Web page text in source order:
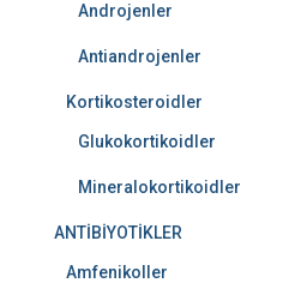
Androjenler
Antiandrojenler
Kortikosteroidler
Glukokortikoidler
Mineralokortikoidler
ANTİBİYOTİKLER
Amfenikoller